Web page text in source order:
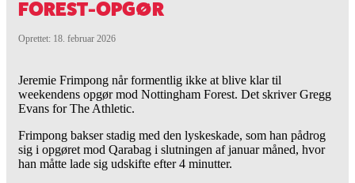
FOREST-OPGØR
Oprettet: 18. februar 2026
Jeremie Frimpong når formentlig ikke at blive klar til
weekendens opgør mod Nottingham Forest. Det skriver Gregg
Evans for The Athletic.
Frimpong bakser stadig med den lyskeskade, som han pådrog
sig i opgøret mod Qarabag i slutningen af januar måned, hvor
han måtte lade sig udskifte efter 4 minutter.